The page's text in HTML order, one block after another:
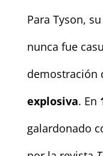
Para Tyson,
nunca fue
demostración
explosiva. En
galardonado